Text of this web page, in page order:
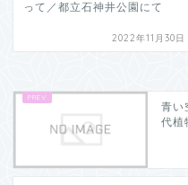
って／都立石神井公園にて
2022年11月30日
青い
代植